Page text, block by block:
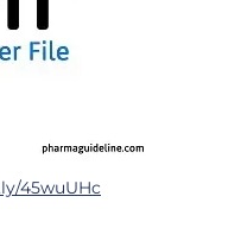
45wuUHc